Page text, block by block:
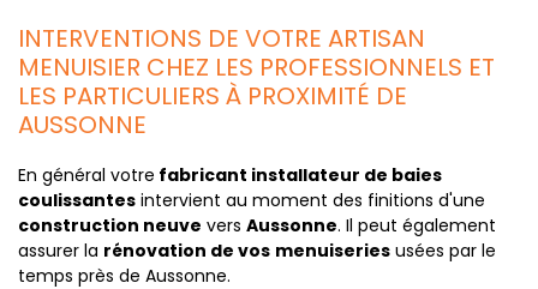
INTERVENTIONS DE VOTRE ARTISAN
MENUISIER CHEZ LES PROFESSIONNELS ET
LES PARTICULIERS À PROXIMITÉ DE
AUSSONNE
En général votre fabricant installateur de baies
coulissantes intervient au moment des finitions d'une
construction neuve vers Aussonne. Il peut également
assurer la rénovation de vos menuiseries usées par le
temps près de Aussonne.